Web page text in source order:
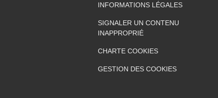
INFORMATIONS LÉGALES
SIGNALER UN CONTENU
INAPPROPRIÉ
CHARTE COOKIES
GESTION DES COOKIES